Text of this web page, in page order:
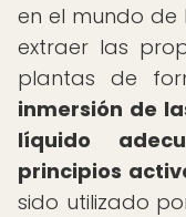
en el mundo de
extraer las
plantas de
inmersión de
líquido
principios
sido utilizado